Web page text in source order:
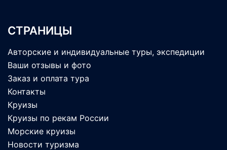
СТРАНИЦЫ
Авторские и индивидуальные туры, экспедиции
Ваши отзывы и фото
Заказ и оплата тура
Контакты
Круизы
Круизы по рекам России
Морские круизы
Новости туризма